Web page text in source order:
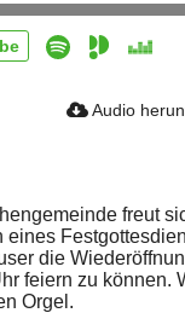
Audio
freut
eines
die
feiern zu können.
Orgel.